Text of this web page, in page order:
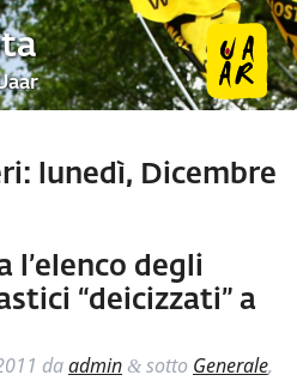
lunedì, Dicembre
l’elenco degli
“deicizzati” a
daadmin & sotto Generale,